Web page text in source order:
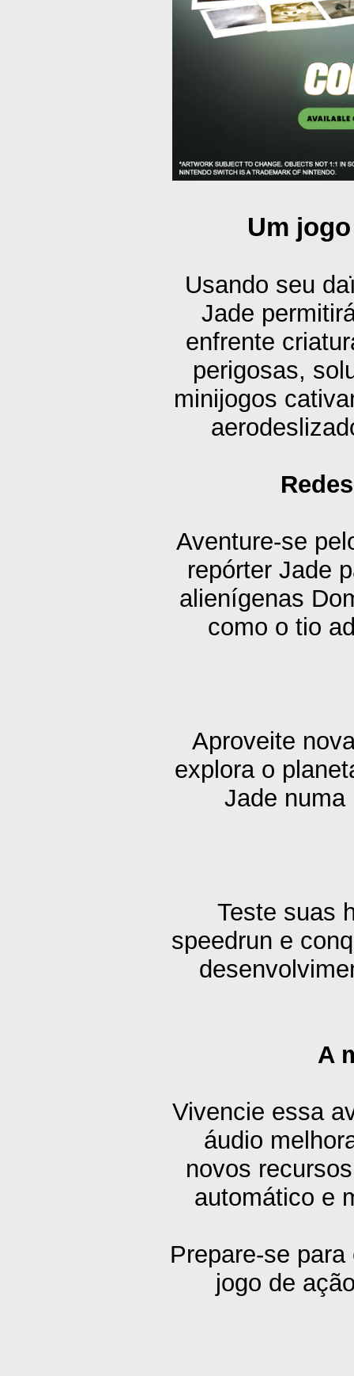
Um
Usando seu
Jade
enfrente
perigosas,
minijogos
Aventure-se
repórter Jade
alienígenas
como o tio
Aproveite
explora o
Jade numa
Teste suas
speedrun e
A
Vivencie essa
áudio
novos
automático e
Prepare-se
jogo de